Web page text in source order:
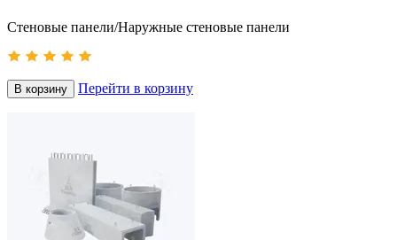
Стеновые панели/Наружные стеновые панели
В корзину Перейти в корзину